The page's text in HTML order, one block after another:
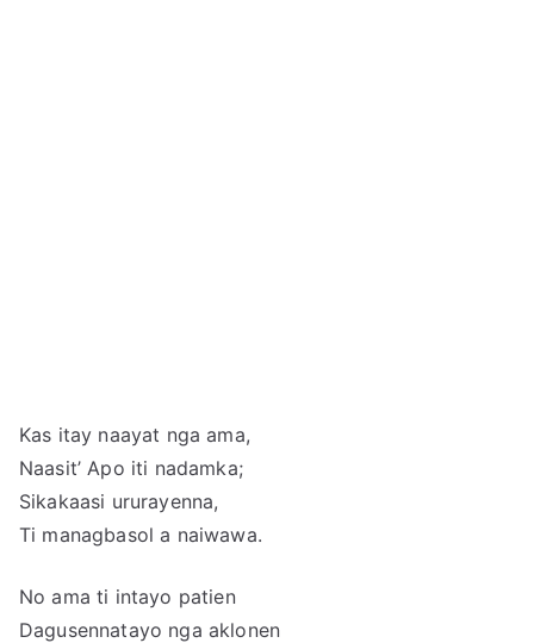
Kas itay naayat nga ama,
Naasit’ Apo iti nadamka;
Sikakaasi ururayenna,
Ti managbasol a naiwawa.
No ama ti intayo patien
Dagusennatayo nga aklonen